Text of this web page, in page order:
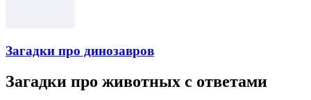
Загадки про динозавров
Загадки про животных с ответами